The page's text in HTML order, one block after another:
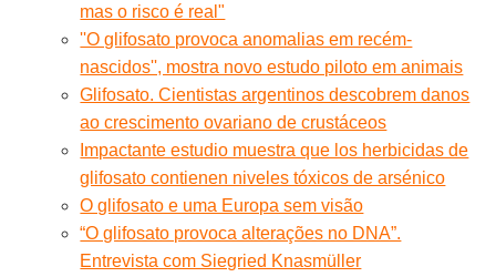
mas o risco é real"
''O glifosato provoca anomalias em recém-
nascidos'', mostra novo estudo piloto em animais
Glifosato. Cientistas argentinos descobrem danos
ao crescimento ovariano de crustáceos
Impactante estudio muestra que los herbicidas de
glifosato contienen niveles tóxicos de arsénico
O glifosato e uma Europa sem visão
“O glifosato provoca alterações no DNA”.
Entrevista com Siegried Knasmüller